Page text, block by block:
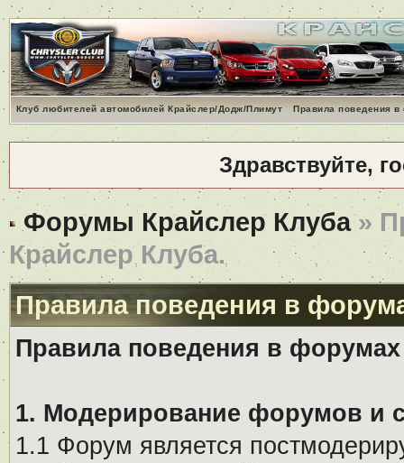
Клуб любителей автомобилей Крайслер/Додж/Плимут Правила поведения
Здравствуйте,
Форумы Крайслер Клуба»
Крайслер Клуба.
Правила поведения в
Правила поведения в
1. Модерирование форумов и
1.1 Форум является